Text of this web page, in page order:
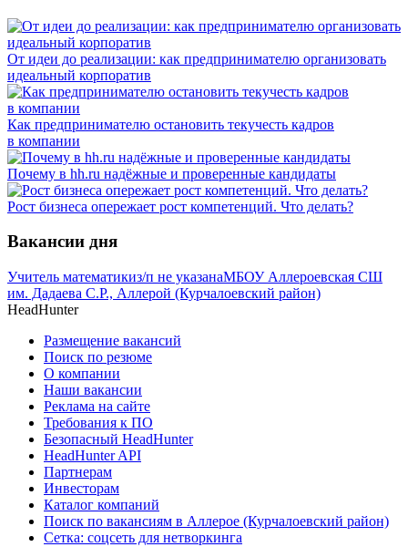
От идеи до реализации: как предпринимателю организовать
идеальный корпоратив
Как предпринимателю остановить текучесть кадров
в компании
Почему в hh.ru надёжные и проверенные кандидаты
Рост бизнеса опережает рост компетенций. Что делать?
Вакансии дня
Учитель математикиз/п не указанаМБОУ Аллероевская СШ
им. Дадаева С.Р., Аллерой (Курчалоевский район)
HeadHunter
Размещение вакансий
Поиск по резюме
О компании
Наши вакансии
Реклама на сайте
Требования к ПО
Безопасный HeadHunter
HeadHunter API
Партнерам
Инвесторам
Каталог компаний
Поиск по вакансиям в Аллерое (Курчалоевский район)
Сетка: соцсеть для нетворкинга